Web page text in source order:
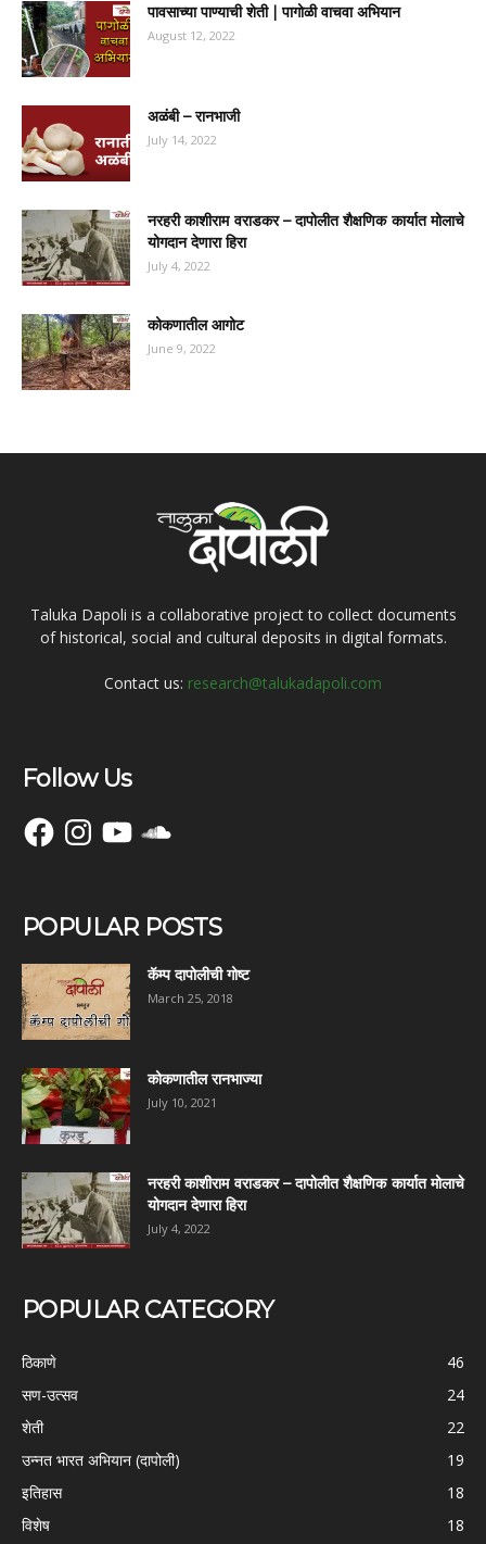
पावसाच्या पाण्याची शेती | पागोळी वाचवा अभियान
August 12, 2022
अळंबी – रानभाजी
July 14, 2022
नरहरी काशीराम वराडकर – दापोलीत शैक्षणिक कार्यात मोलाचे
योगदान देणारा हिरा
July 4, 2022
कोकणातील आगोट
June 9, 2022
Taluka Dapoli is a collaborative project to collect documents
of historical, social and cultural deposits in digital formats.
Contact us: research@talukadapoli.com
Follow Us
FacebookInstagramYouTubeSoundCloud
POPULAR POSTS
कॅम्प दापोलीची गोष्ट
March 25, 2018
कोकणातील रानभाज्या
July 10, 2021
नरहरी काशीराम वराडकर – दापोलीत शैक्षणिक कार्यात मोलाचे
योगदान देणारा हिरा
July 4, 2022
POPULAR CATEGORY
ठिकाणे
46
सण-उत्सव
24
शेती
22
उन्नत भारत अभियान (दापोली)
19
इतिहास
18
विशेष
18